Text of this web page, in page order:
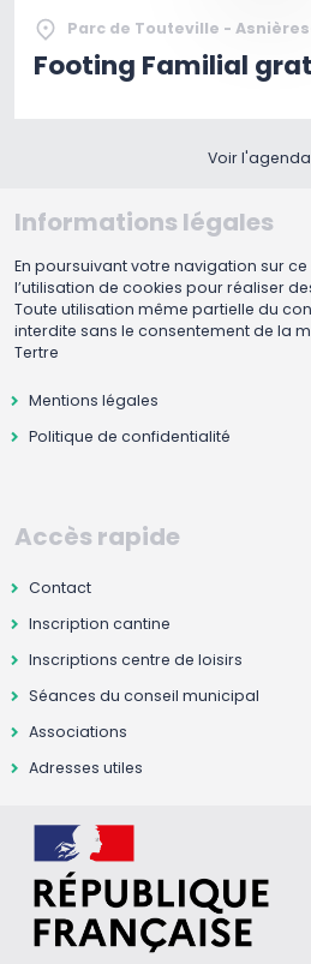
Parc de Touteville -
Footing Familial
Voir l'agenda
Informations légales
En poursuivant votre navigation sur
l’utilisation de cookies pour réaliser
Toute utilisation même partielle du
interdite sans le consentement de la
Tertre
Mentions légales
Politique de confidentialité
Accès rapide
Contact
Inscription cantine
Inscriptions centre de loisirs
Séances du conseil municipal
Associations
Adresses utiles